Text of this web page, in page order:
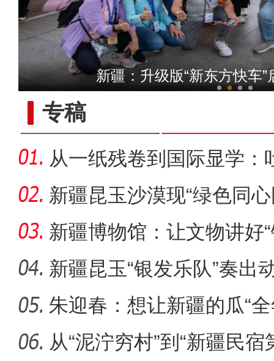
【与你为邻】新疆水
侨乡故事 | 哈班拜的
新疆：升级版“新东方快车
专稿
从一纸残卷到国际显学：
出“冷门”
新疆昆玉沙漠现“绿色同
生态
新疆博物馆：让文物讲好
新疆昆玉“银发乐队”奏出
朱迎春：想让新疆的瓜“
从“泥泞穷村”到“新疆民